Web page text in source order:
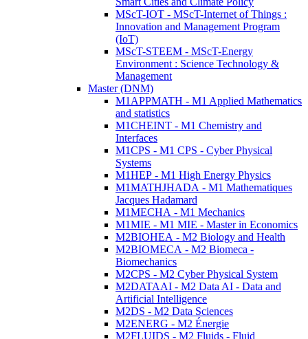
MScT-IOT - MScT-Internet of Things :
Innovation and Management Program
(IoT)
MScT-STEEM - MScT-Energy
Environment : Science Technology &
Management
Master (DNM)
M1APPMATH - M1 Applied Mathematics
and statistics
M1CHEINT - M1 Chemistry and
Interfaces
M1CPS - M1 CPS - Cyber Physical
Systems
M1HEP - M1 High Energy Physics
M1MATHJHADA - M1 Mathematiques
Jacques Hadamard
M1MECHA - M1 Mechanics
M1MIE - M1 MIE - Master in Economics
M2BIOHEA - M2 Biology and Health
M2BIOMECA - M2 Biomeca -
Biomechanics
M2CPS - M2 Cyber Physical System
M2DATAAI - M2 Data AI - Data and
Artificial Intelligence
M2DS - M2 Data Sciences
M2ENERG - M2 Énergie
M2FLUIDS - M2 Fluids - Fluid